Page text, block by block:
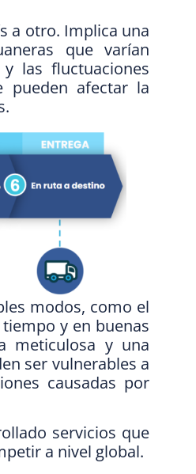
a otro. Implica una
que varían
las fluctuaciones
pueden afectar la
modos, como el
y en buenas
meticulosa y una
ser vulnerables a
causadas por
servicios que
a nivel global.